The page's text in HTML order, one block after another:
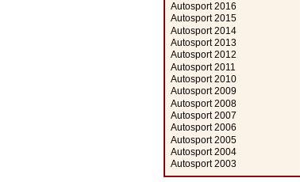
Autosport 2016
Autosport 2015
Autosport 2014
Autosport 2013
Autosport 2012
Autosport 2011
Autosport 2010
Autosport 2009
Autosport 2008
Autosport 2007
Autosport 2006
Autosport 2005
Autosport 2004
Autosport 2003